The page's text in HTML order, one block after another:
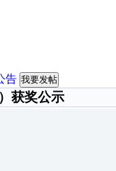
告 我要发帖
获奖公示